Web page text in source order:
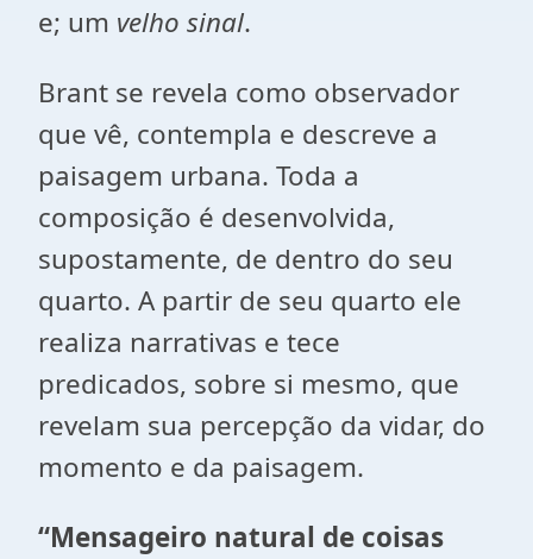
e; um velho sinal.
Brant se revela como observador
que vê, contempla e descreve a
paisagem urbana. Toda a
composição é desenvolvida,
supostamente, de dentro do seu
quarto. A partir de seu quarto ele
realiza narrativas e tece
predicados, sobre si mesmo, que
revelam sua percepção da vidar, do
momento e da paisagem.
“Mensageiro natural de coisas